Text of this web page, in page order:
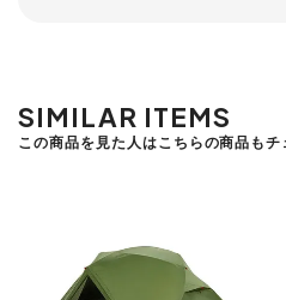
SIMILAR ITEMS
この商品を見た人はこちらの商品も